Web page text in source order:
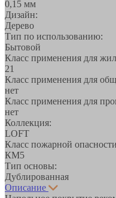
0,15 мм
Дизайн:
Дерево
Тип по использованию:
Бытовой
Класс применения для
21
Класс применения для
нет
Класс применения для
нет
Коллекция:
LOFT
Класс пожарной
КМ5
Тип основы:
Дублированная
Описание